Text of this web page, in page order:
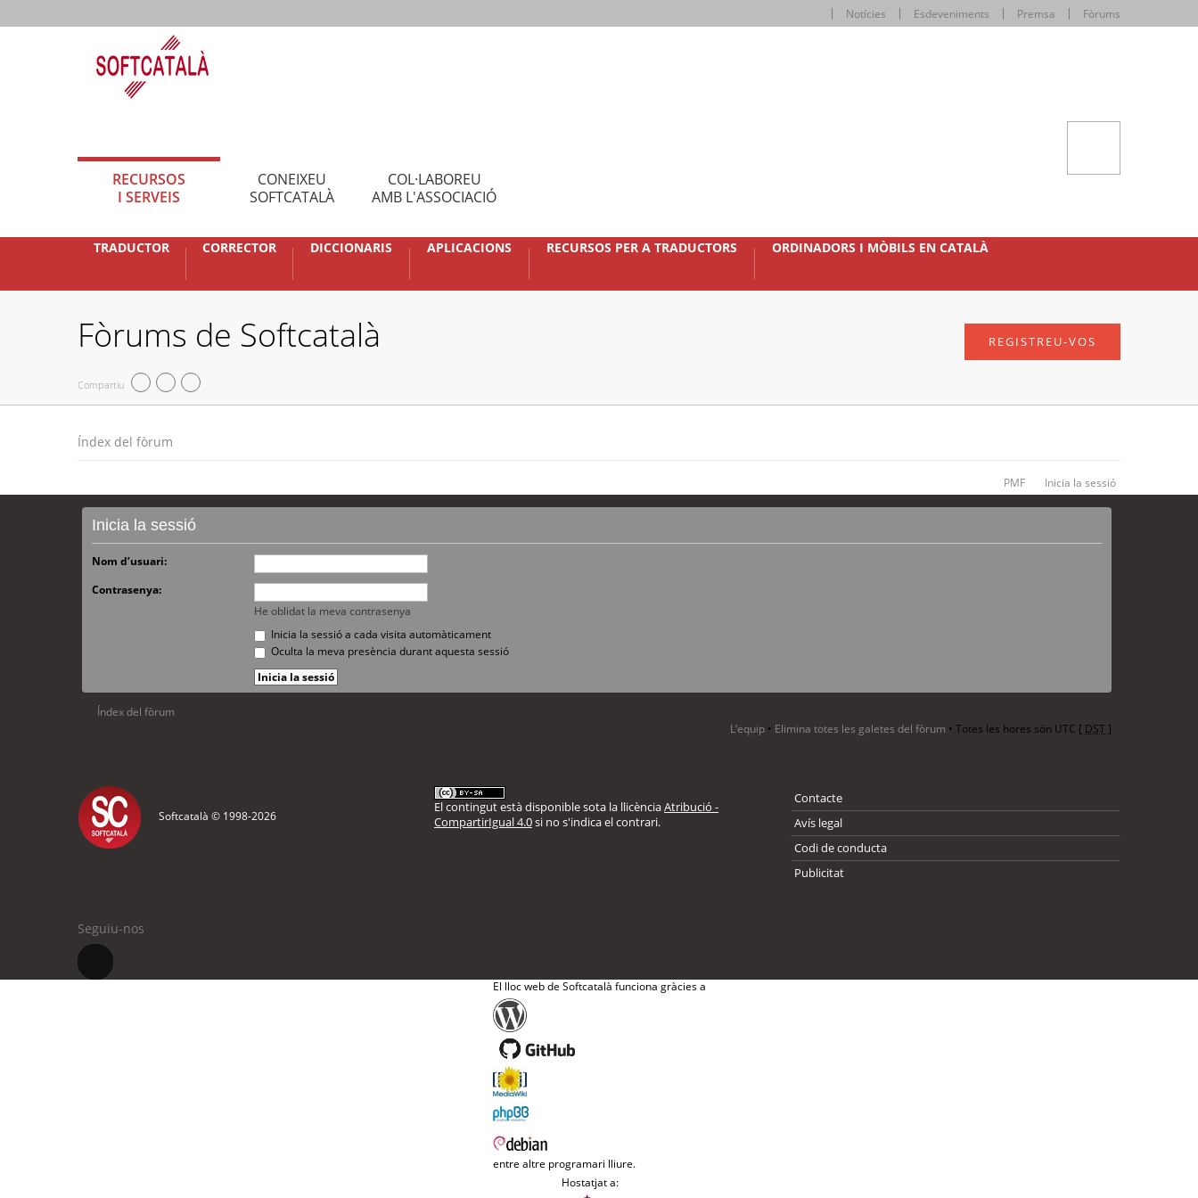
Notícies Esdeveniments Premsa Fòrums
RECURSOS
I SERVEIS
CONEIXEU
SOFTCATALÀ
COL·LABOREU
AMB L'ASSOCIACIÓ
TRADUCTOR CORRECTOR DICCIONARIS APLICACIONS RECURSOS PER A TRADUCTORS ORDINADORS I MÒBILS EN CATALÀ
Fòrums de Softcatalà
Compartiu
REGISTREU-VOS
Índex del fòrum
PMF Inicia la sessió
Inicia la sessió
Nom d’usuari:
Contrasenya:
He oblidat la meva contrasenya
Inicia la sessió a cada visita automàticament
Oculta la meva presència durant aquesta sessió
Índex del fòrum
L’equip • Elimina totes les galetes del fòrum • Totes les hores són UTC [ DST]
Softcatalà © 1998-2026
El contingut està disponible sota la llicènciaAtribució -
CompartirIgual 4.0si no s'indica el contrari.
Contacte
Avís legal
Codi de conducta
Publicitat
Seguiu-nos
El lloc web de Softcatalà funciona gràcies a
entre altre programari lliure.
Hostatjat a: